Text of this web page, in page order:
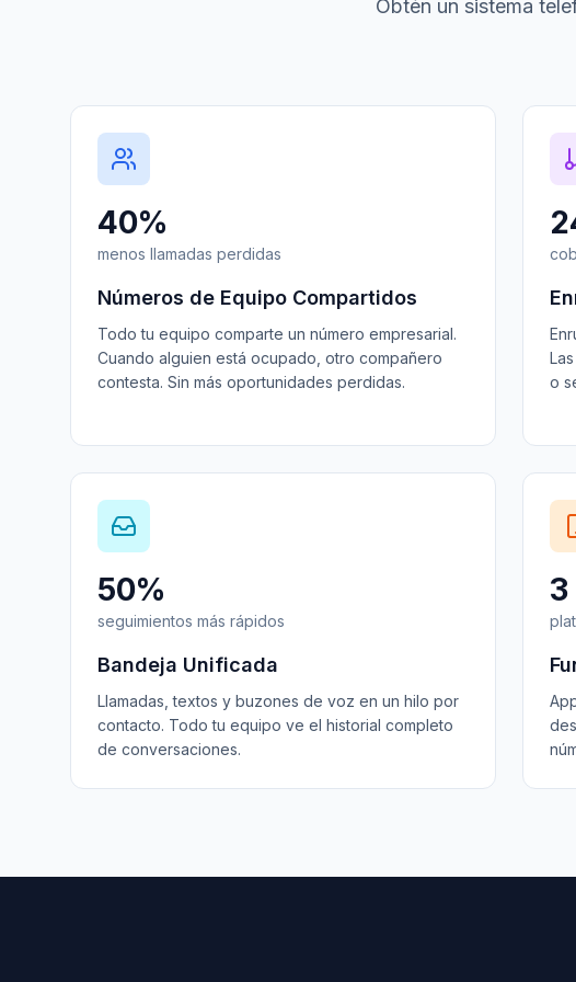
Obtén un sistema
40%
menos llamadas perdidas
Números de Equipo Compartidos
Todo tu equipo comparte un número empresarial.
Cuando alguien está ocupado, otro compañero
contesta. Sin más oportunidades perdidas.
o
50%
seguimientos más rápidos
Bandeja Unificada
Llamadas, textos y buzones de voz en un hilo por
contacto. Todo tu equipo ve el historial completo
de conversaciones.
3